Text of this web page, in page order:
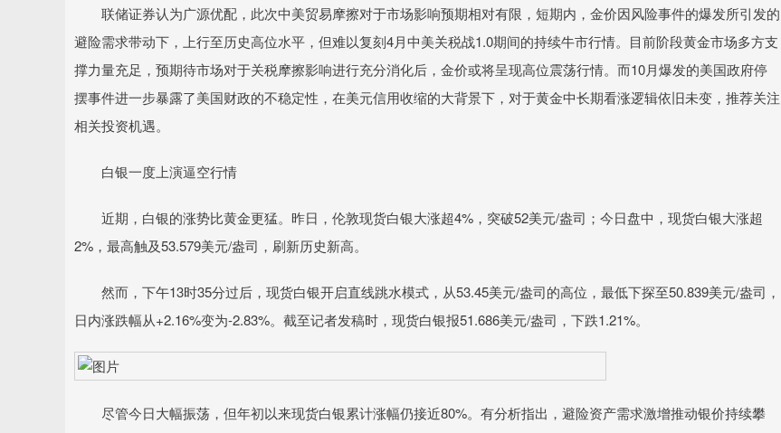
联储证券认为广源优配，此次中美贸易摩擦对于市场影响预期相对有限，短期内，金价因风险事件的爆发所引发的
避险需求带动下，上行至历史高位水平，但难以复刻4月中美关税战1.0期间的持续牛市行情。目前阶段黄金市场多方支
撑力量充足，预期待市场对于关税摩擦影响进行充分消化后，金价或将呈现高位震荡行情。而10月爆发的美国政府停
摆事件进一步暴露了美国财政的不稳定性，在美元信用收缩的大背景下，对于黄金中长期看涨逻辑依旧未变，推荐关注
相关投资机遇。
白银一度上演逼空行情
近期，白银的涨势比黄金更猛。昨日，伦敦现货白银大涨超4%，突破52美元/盎司；今日盘中，现货白银大涨超
2%，最高触及53.579美元/盎司，刷新历史新高。
然而，下午13时35分过后，现货白银开启直线跳水模式，从53.45美元/盎司的高位，最低下探至50.839美元/盎司，
日内涨跌幅从+2.16%变为-2.83%。截至记者发稿时，现货白银报51.686美元/盎司，下跌1.21%。
尽管今日大幅振荡，但年初以来现货白银累计涨幅仍接近80%。有分析指出，避险资产需求激增推动银价持续攀